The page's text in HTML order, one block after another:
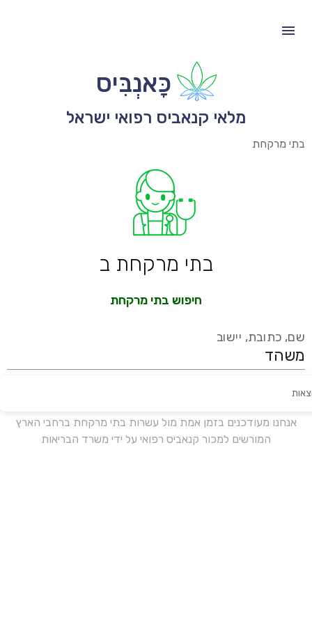
כָּאנְבִּיס
מלאי קנאביס רפואי ישראל
בתי מרקחת
בתי מרקחת ב
חיפוש בתי מרקחת
שם, כתובת, יישוב
אנחנו מעודכנים בזמן אמת מול עשרות בתי מרקחת ברחבי הארץ
המורשים למכור קנאביס רפואי על ידי משרד הבריאות